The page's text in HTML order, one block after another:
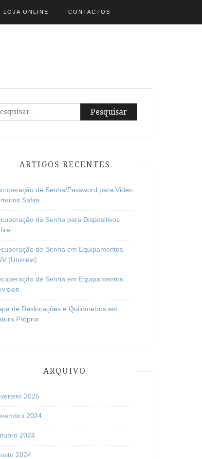
LOJA ONLINE CONTACTOS
ARTIGOS RECENTES
de Senha/Password para Video
Safire
de Senha para Dispositivos
de Senha em Equipamentos
(Uniview)
de Senha em Equipamentos
de Deslocações e Quilómetros em
Própria
ARQUIVO
2025
2024
2024
2024